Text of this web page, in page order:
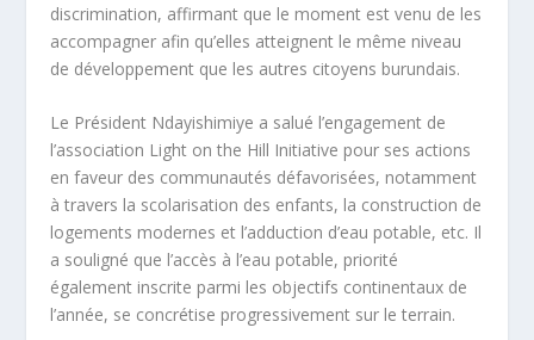
discrimination, affirmant que le moment est venu de les
accompagner afin qu’elles atteignent le même niveau
de développement que les autres citoyens burundais.
Le Président Ndayishimiye a salué l’engagement de
l’association Light on the Hill Initiative pour ses actions
en faveur des communautés défavorisées, notamment
à travers la scolarisation des enfants, la construction de
logements modernes et l’adduction d’eau potable, etc. Il
a souligné que l’accès à l’eau potable, priorité
également inscrite parmi les objectifs continentaux de
l’année, se concrétise progressivement sur le terrain.